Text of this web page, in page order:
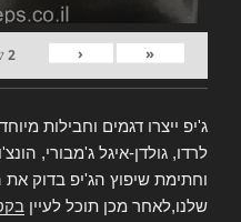
«
‹
2
ג'יפ ייצרו דגמים וחבילות
לרדו, גולדן-איגל ג'מבורי,
וחתימת שיפוץ הג'יפ בדוק
שלנו,לאחר מכן תוכל לעיין